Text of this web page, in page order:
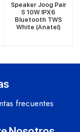
Speaker Joog Pair
S 10W IPX6
Bluetooth TWS
White (Anatel)
frecuentes